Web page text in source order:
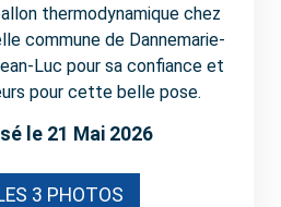
thermodynamique chez
commune de Dannemarie-
Luc pour sa confiance et
pour cette belle pose.
le 21 Mai 2026
3 PHOTOS